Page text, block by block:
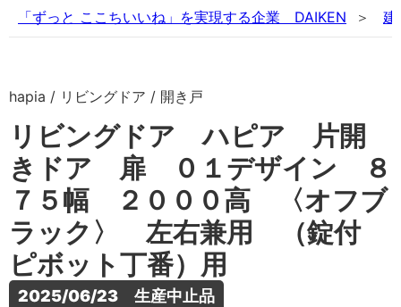
「ずっと ここちいいね」を実現する企業 DAIKEN 建
hapia / リビングドア / 開き戸
リビングドア ハピア 片開
きドア 扉 ０１デザイン ８
７５幅 ２０００高 〈オフブ
ラック〉 左右兼用 （錠付
ピボット丁番）用
2025/06/23　生産中止品